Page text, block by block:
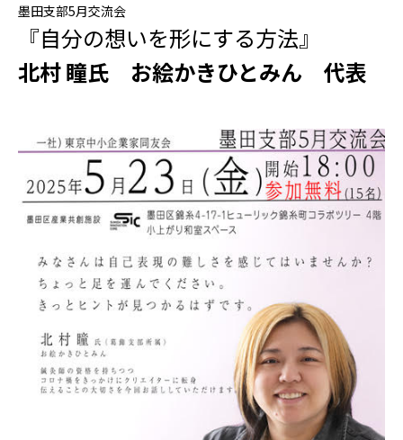
REPORT
ACCESS
アクセス
墨田支部5月交流会
『自分の想いを形にする方法』
北村 瞳氏 お絵かきひとみん 代表